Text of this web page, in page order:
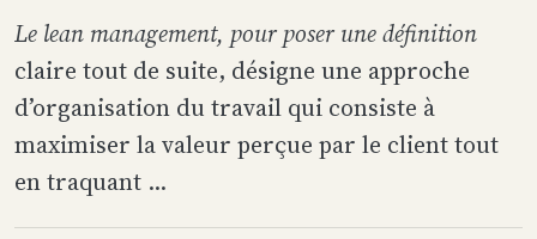
Le lean management, pour poser une définition
claire tout de suite, désigne une approche
d’organisation du travail qui consiste à
maximiser la valeur perçue par le client tout
en traquant ...